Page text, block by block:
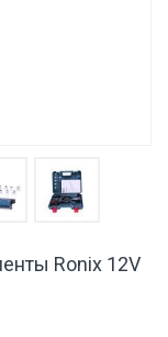
Ronix 12V